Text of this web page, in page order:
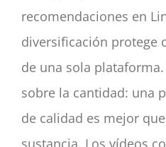
recomendaciones en
diversificación protege
de una sola
sobre la cantidad: una
de calidad es mejor
sustancia. Los vídeos